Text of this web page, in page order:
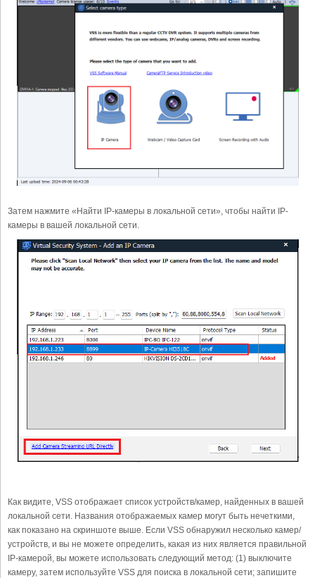
Затем нажмите «Найти IP-камеры в локальной сети», чтобы найти IP-
камеры в вашей локальной сети.
Как видите, VSS отображает список устройств/камер, найденных в вашей
локальной сети. Названия отображаемых камер могут быть нечеткими,
как показано на скриншоте выше. Если VSS обнаружил несколько камер/
устройств, и вы не можете определить, какая из них является правильной
IP-камерой, вы можете использовать следующий метод: (1) выключите
камеру, затем используйте VSS для поиска в локальной сети; запишите